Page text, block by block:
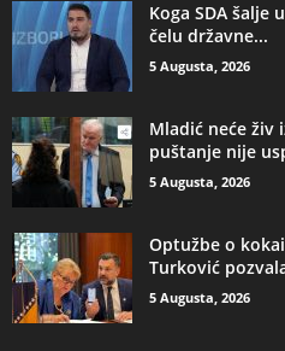
​Koga SDA šalje
čelu državne...
5 Augusta, 2026
​Mladić neće živ
puštanje nije
5 Augusta, 2026
​Optužbe o
Turković
5 Augusta, 2026